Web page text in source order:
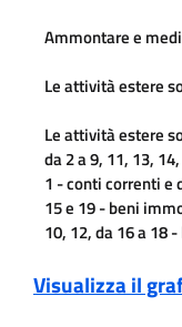
Ammontare e
Le attività estere
da 2 a 9, 11, 13,
1 - conti correnti e
15 e 19 - beni
10, 12, da 16 a 18